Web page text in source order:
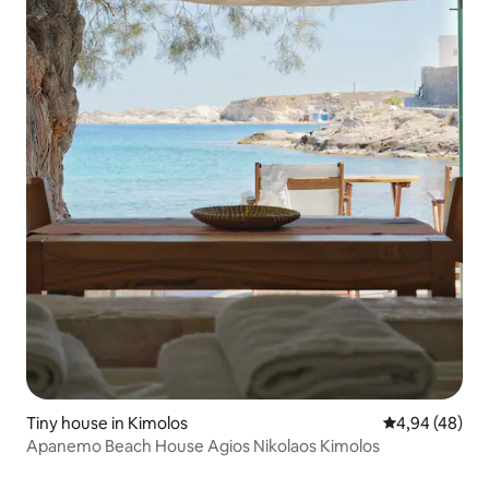
Tiny house in Kimolos Gemiddelde
4,94 (48)
Apanemo Beach House Agios Nikolaos Kimolos